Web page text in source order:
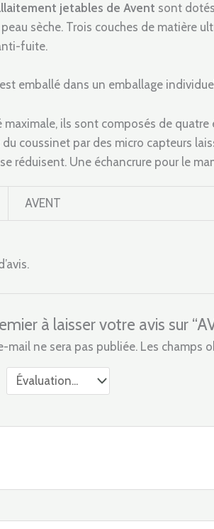
jetables de Avent sont
sèche. Trois couches de matière
fuite.
emballé dans un emballage
ils sont composés de
du coussinet par des micro capteurs
réduisent. Une échancrure pour le
AVENT
à laisser votre avis sur
mail ne sera pas publiée. Les champs